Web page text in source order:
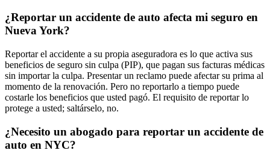
¿Reportar un accidente de auto afecta mi seguro en
Nueva York?
Reportar el accidente a su propia aseguradora es lo que activa sus
beneficios de seguro sin culpa (PIP), que pagan sus facturas médicas
sin importar la culpa. Presentar un reclamo puede afectar su prima al
momento de la renovación. Pero no reportarlo a tiempo puede
costarle los beneficios que usted pagó. El requisito de reportar lo
protege a usted; saltárselo, no.
¿Necesito un abogado para reportar un accidente de
auto en NYC?